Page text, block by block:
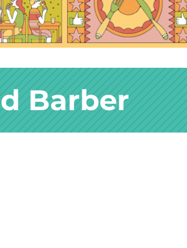
Barber